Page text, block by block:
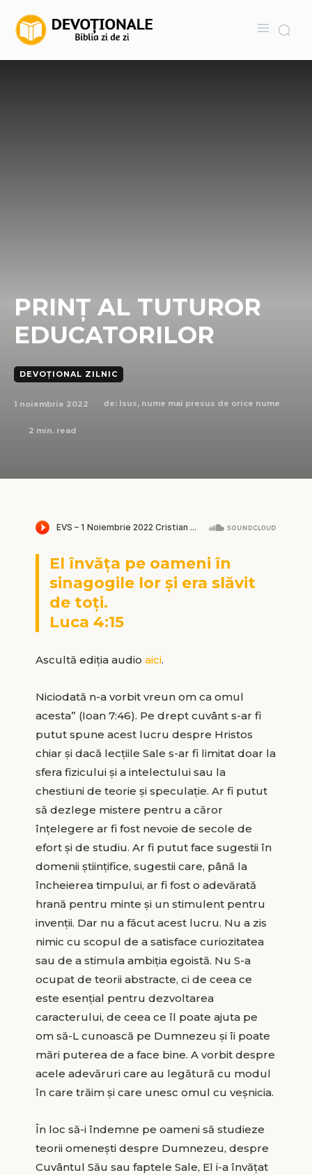
PRINȚ AL TUTUROR
EDUCATORILOR
DEVOȚIONAL ZILNIC
1 noiembrie 2022 de: Isus, nume mai presus de orice nume
2 min. read
El învăța pe oameni în
sinagogile lor și era slăvit
de toți.
Luca 4:15
Ascultă ediția audio aici.
Niciodată n-a vorbit vreun om ca omul
acesta” (Ioan 7:46). Pe drept cuvânt s-ar fi
putut spune acest lucru despre Hristos
chiar și dacă lecțiile Sale s-ar fi limitat doar la
sfera fizicului și a intelectului sau la
chestiuni de teorie și speculație. Ar fi putut
să dezlege mistere pentru a căror
înțelegere ar fi fost nevoie de secole de
efort și de studiu. Ar fi putut face sugestii în
domenii științifice, sugestii care, până la
încheierea timpului, ar fi fost o adevărată
hrană pentru minte și un stimulent pentru
invenții. Dar nu a făcut acest lucru. Nu a zis
nimic cu scopul de a satisface curiozitatea
sau de a stimula ambiția egoistă. Nu S-a
ocupat de teorii abstracte, ci de ceea ce
este esențial pentru dezvoltarea
caracterului, de ceea ce îl poate ajuta pe
om să-L cunoască pe Dumnezeu și îi poate
mări puterea de a face bine. A vorbit despre
acele adevăruri care au legătură cu modul
în care trăim și care unesc omul cu veșnicia.
În loc să-i îndemne pe oameni să studieze
teorii omenești despre Dumnezeu, despre
Cuvântul Său sau faptele Sale, El i-a învățat